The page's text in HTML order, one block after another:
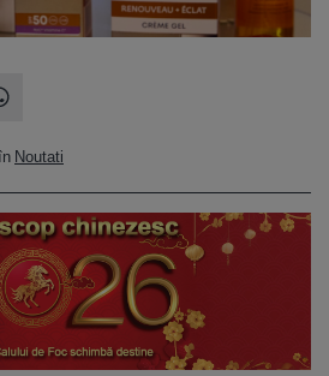
Noutati